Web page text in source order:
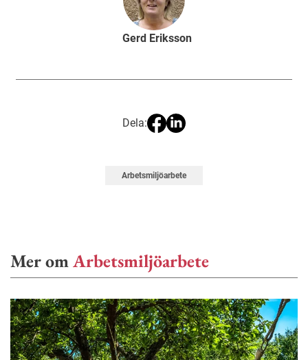
Gerd Eriksson
Dela:
Arbetsmiljöarbete
Mer omArbetsmiljöarbete